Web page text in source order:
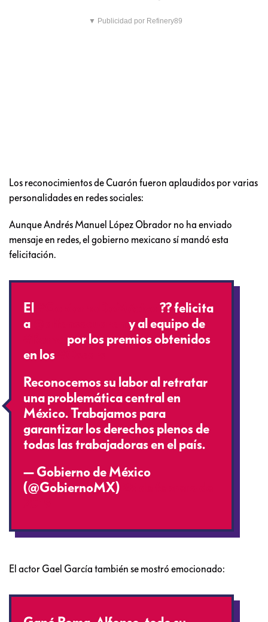
▼ Publicidad por Refinery89
Los reconocimientos de Cuarón fueron aplaudidos por varias
personalidades en redes sociales:
Aunque Andrés Manuel López Obrador no ha enviado
mensaje en redes, el gobierno mexicano sí mandó esta
felicitación.
El
?? felicita
a
y al equipo de
por los premios obtenidos
en los
Reconocemos su labor al retratar
una problemática central en
México. Trabajamos para
garantizar los derechos plenos de
todas las trabajadoras en el país.
— Gobierno de México
(@GobiernoMX)
El actor Gael García también se mostró emocionado: